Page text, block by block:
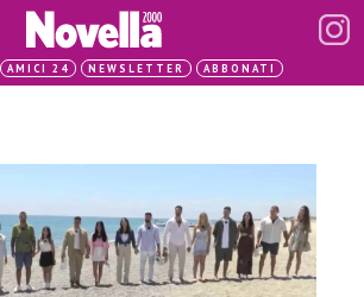
AMICI 24 NEWSLETTER ABBONATI